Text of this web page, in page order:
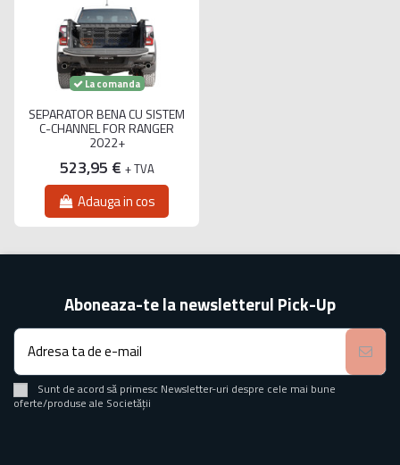
La comanda
SEPARATOR BENA CU SISTEM
C-CHANNEL FOR RANGER
2022+
523,95 € + TVA
Adauga in cos
Aboneaza-te la newsletterul Pick-Up
Sunt de acord să primesc Newsletter-uri despre cele mai bune
oferte/produse ale Societății